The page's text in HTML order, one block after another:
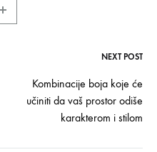
NEXT POST
Kombinacije boja koje će
učiniti da vaš prostor odiše
karakterom i stilom